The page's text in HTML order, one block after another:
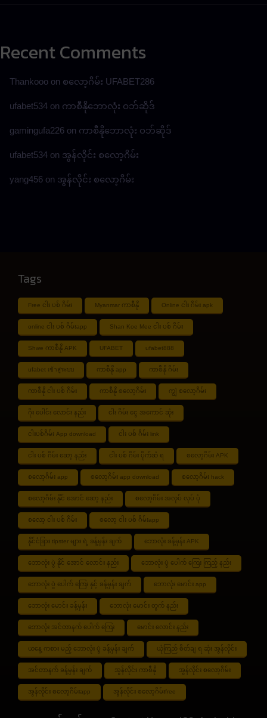
Recent Comments
Thankooo on စလော့ဂိမ်း UFABET286
ufabet534 on ကာစီနိုဘောလုံး ဝဘ်ဆိုဒ်
gamingufa226 on ကာစီနိုဘောလုံး ဝဘ်ဆိုဒ်
ufabet534 on အွန်လိုင်း စလော့ဂိမ်း
yang456 on အွန်လိုင်း စလော့ဂိမ်း
Tags
Free ငါး ပစ် ဂိမ်း Myanmar ကာစီနို Online ငါး ဂိမ်း apk
online ငါး ပစ် ဂိမ်းapp Shan Koe Mee ငါး ပစ် ဂိမ်း
Shwe ကာစီနို APK UFABET ufabet888
ufabet เข้าสู่ระบบ ကာစီနို app ကာစီနို ဂိမ်း
ကာစီနို ငါး ပစ် ဂိမ်း ကာစီနို စလော့ဂိမ်း ကျွဲ စလော့ဂိမ်း
ဂိုး ပေါင်း လောင်း နည်း ငါး ဂိမ်း ငွေ အကောင် ဆုံး
ငါးပစ်ဂိမ်း App download ငါး ပစ် ဂိမ်း link
ငါး ပစ် ဂိမ်း ဆော့ နည်း ငါး ပစ် ဂိမ်း ပိုက်ဆံ ရ စလော့ဂိမ်း APK
စလော့ဂိမ်း app စလော့ဂိမ်း app download စလော့ဂိမ်း hack
စလော့ဂိမ်း နိုင် အောင် ဆော့ နည်း စလော့ဂိမ်း အလုပ် လုပ် ပုံ
စလော့ ငါး ပစ် ဂိမ်း စလော့ ငါး ပစ် ဂိမ်းapp
နိုင်ငံခြား tipster များ ရဲ့ ခန့်မှန်း ချက် ဘောလုံး ခန့်မှန်း APK
ဘောလုံး ပွဲ နိုင် အောင် လောင်း နည်း ဘောလုံး ပွဲ ပေါက် ကြေး ကြည့် နည်း
ဘောလုံး ပွဲ ပေါက် ကြေး နှင့် ခန့်မှန်း ချက် ဘောလုံး မောင်း app
ဘောလုံး မောင်း ခန့်မှန်း ဘောလုံး မောင်း တွက် နည်း
ဘောလုံး အင်တာနက် ပေါက် ကြေး မောင်း လောင်း နည်း
ယနေ့ ကစား မည့် ဘောလုံး ပွဲ ခန့်မှန်း ချက် ယုံကြည် စိတ်ချ ရ ဆုံး အွန်လိုင်း
အင်တာနက် ခန့်မှန်း ချက် အွန်လိုင်း ကာစီနို အွန်လိုင်း စလော့ဂိမ်း
အွန်လိုင်း စလော့ဂိမ်းapp အွန်လိုင်း စလော့ဂိမ်းfree